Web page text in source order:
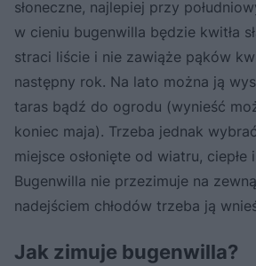
słoneczne, najlepiej przy
w cieniu bugenwilla będzie kwitła
straci liście i nie zawiąże pąków
następny rok. Na lato można ją
taras bądź do ogrodu (wynieść
koniec maja). Trzeba jednak
miejsce osłonięte od wiatru, ciepłe
Bugenwilla nie przezimuje na
nadejściem chłodów trzeba ją
Jak zimuje bugenwilla?